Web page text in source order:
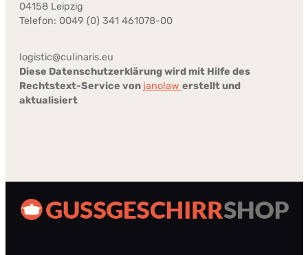
04158 Leipzig
Telefon: 0049 (0) 341 461078-00
logistic@culinaris.eu
Diese Datenschutzerklärung wird mit Hilfe des
Rechtstext-Service von janolaw erstellt und
aktualisiert